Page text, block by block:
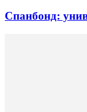
Спанбонд: